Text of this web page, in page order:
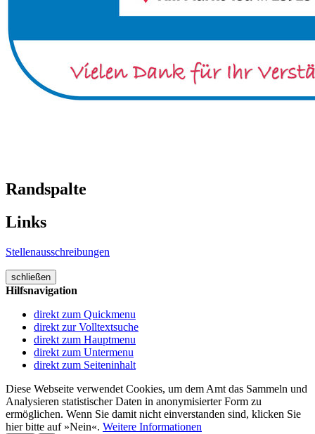
Randspalte
Links
Stellenausschreibungen
schließen
Hilfsnavigation
direkt zum Quickmenu
direkt zur Volltextsuche
direkt zum Hauptmenu
direkt zum Untermenu
direkt zum Seiteninhalt
Diese Webseite verwendet Cookies, um dem Amt das Sammeln und
Analysieren statistischer Daten in anonymisierter Form zu
ermöglichen. Wenn Sie damit nicht einverstanden sind, klicken Sie
hier bitte auf »Nein«. Weitere Informationen